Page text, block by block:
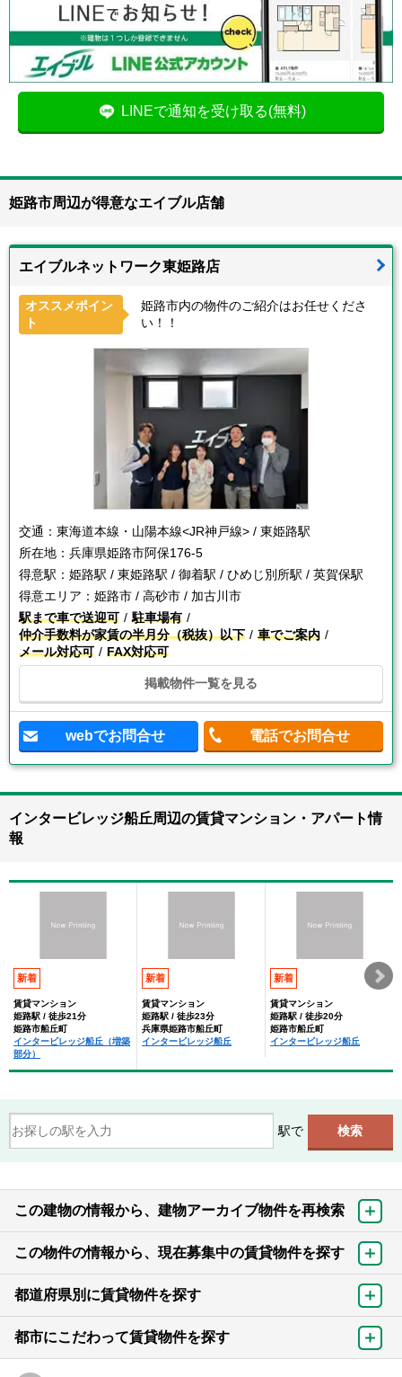
LINEで通知を受け取る(無料)
姫路市周辺が得意なエイブル店舗
エイブルネットワーク東姫路店
オススメポイン
ト
姫路市内の物件のご紹介はお任せくださ
い！！
交通： 東海道本線・山陽本線<JR神戸線> / 東姫路駅
所在地： 兵庫県姫路市阿保176‐5
得意駅： 姫路駅 / 東姫路駅 / 御着駅 / ひめじ別所駅 / 英賀保駅
得意エリア： 姫路市 / 高砂市 / 加古川市
駅まで車で送迎可
駐車場有
仲介手数料が家賃の半月分（税抜）以下
車でご案内
メール対応可
FAX対応可
掲載物件一覧を見る
webでお問合せ 電話でお問合せ
インタービレッジ船丘周辺の賃貸マンション・アパート情
報
新着
賃貸マンション
姫路駅 / 徒歩21分
姫路市船丘町
インタービレッジ船丘（増築
部分）
新着
賃貸マンション
姫路駅 / 徒歩23分
兵庫県姫路市船丘町
インタービレッジ船丘
新着
賃貸マンション
姫路駅 / 徒歩20分
姫路市船丘町
インタービレッジ船丘
駅で
この建物の情報から、建物アーカイブ物件を再検索
この物件の情報から、現在募集中の賃貸物件を探す
都道府県別に賃貸物件を探す
都市にこだわって賃貸物件を探す